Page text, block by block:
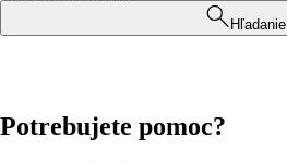
Hľadanie
Potrebujete pomoc?